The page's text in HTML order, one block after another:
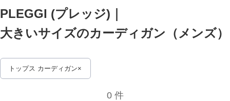
PLEGGI (プレッジ)｜
トップス カーディガン
0 件